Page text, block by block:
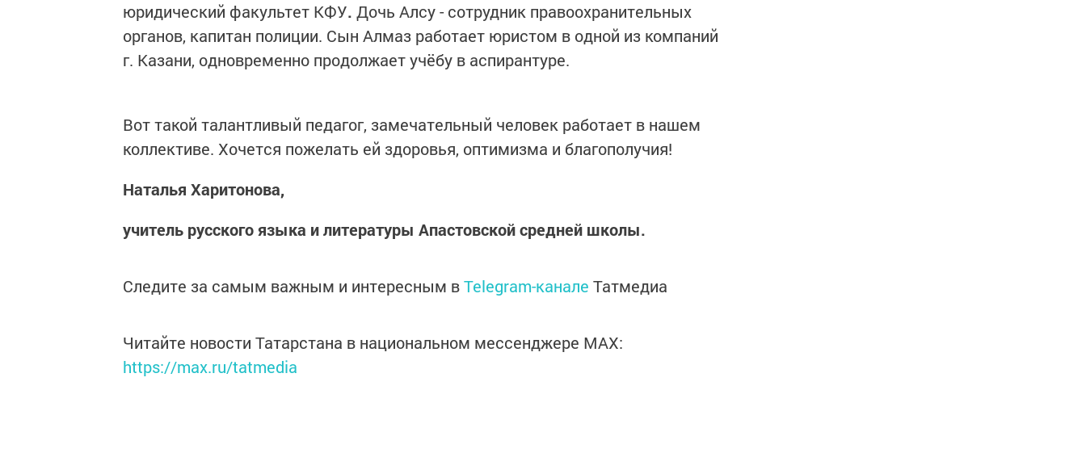
юридический факультет КФУ. Дочь Алсу - сотрудник правоохранительных
органов, капитан полиции. Сын Алмаз работает юристом в одной из компаний
г. Казани, одновременно продолжает учёбу в аспирантуре.
Вот такой талантливый педагог, замечательный человек работает в нашем
коллективе. Хочется пожелать ей здоровья, оптимизма и благополучия!
Наталья Харитонова,
учитель русского языка и литературы Апастовской средней школы.
Следите за самым важным и интересным вTelegram-канале Татмедиа
Читайте новости Татарстана в национальном мессенджере MАХ:
https://max.ru/tatmedia